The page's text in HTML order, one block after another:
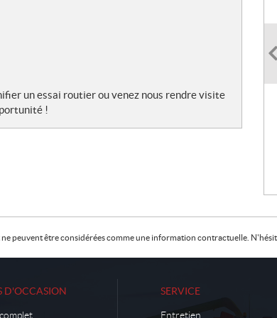
un essai routier ou venez nous rendre visite
!
peuvent être considérées comme une information contractuelle.
D'OCCASION SERVICE
Entretien